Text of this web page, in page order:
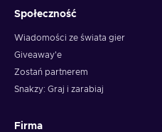
Społeczność
Wiadomości ze świata gier
Giveaway'e
Zostań partnerem
Snakzy: Graj i zarabiaj
Firma